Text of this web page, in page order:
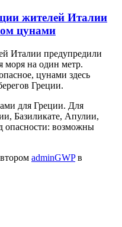
жителей Италии
цунами
Италии предупредили
моря на один метр.
цунами здесь
Греции.
для Греции. Для
Базиликате, Апулии,
опасности: возможны
adminGWPв